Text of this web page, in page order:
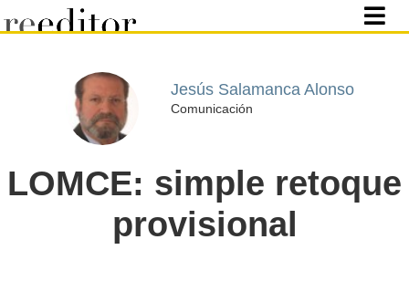
Jesús Salamanca Alonso
Comunicación
LOMCE: simple retoque
provisional